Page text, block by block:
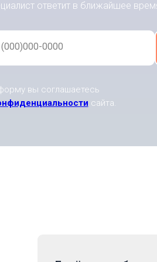
ответит в ближайшее
0000
вы соглашаетесь
сайта.